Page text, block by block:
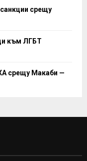
срещу
към ЛГБТ
срещу Макаби —